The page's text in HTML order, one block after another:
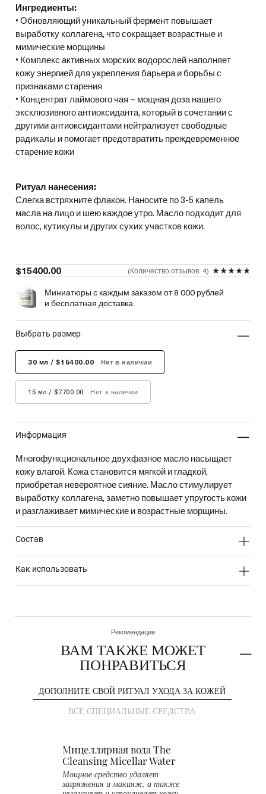
Ингредиенты:
• Обновляющий уникальный фермент повышает
выработку коллагена, что сокращает возрастные и
мимические морщины
• Комплекс активных морских водорослей наполняет
кожу энергией для укрепления барьера и борьбы с
признаками старения
• Концентрат лаймового чая – мощная доза нашего
эксклюзивного антиоксиданта, который в сочетании с
другими антиоксидантами нейтрализует свободные
радикалы и помогает предотвратить преждевременное
старение кожи
Ритуал нанесения:
Слегка встряхните флакон. Наносите по 3-5 капель
масла на лицо и шею каждое утро. Масло подходит для
волос, кутикулы и других сухих участков кожи.
$15400.00 Количество отзывов: 4
Миниатюры с каждым заказом от 8 000 рублей
и бесплатная доставка.
выбрать размер
30 мл / $15400.00 Нет в наличии
15 мл / $7700.00 Нет в наличии
информация
Многофункциональное двухфазное масло насыщает
кожу влагой. Кожа становится мягкой и гладкой,
приобретая невероятное сияние. Масло стимулирует
выработку коллагена, заметно повышает упругость кожи
и разглаживает мимические и возрастные морщины.
состав
как использовать
Рекомендации
ВАМ ТАКЖЕ МОЖЕТ
ПОНРАВИТЬСЯ
ДОПОЛНИТЕ СВОЙ РИТУАЛ УХОДА ЗА КОЖЕЙ
ВСЕ СПЕЦИАЛЬНЫЕ СРЕДСТВА
Мицеллярная вода The
Cleansing Micellar Water
Мощное средство удаляет
загрязнения и макияж, а также